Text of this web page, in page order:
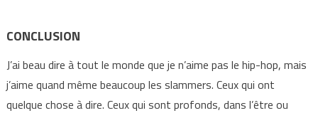
CONCLUSION
J’ai beau dire à tout le monde que je n’aime pas le hip-hop, mais
j’aime quand même beaucoup les slammers. Ceux qui ont
quelque chose à dire. Ceux qui sont profonds, dans l’être ou